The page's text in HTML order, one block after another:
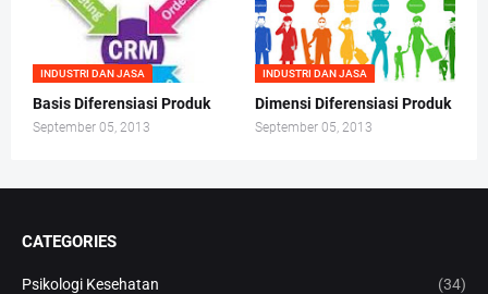
INDUSTRI DAN JASA
Basis Diferensiasi Produk
September 05, 2013
INDUSTRI DAN JASA
Dimensi Diferensiasi Produk
September 05, 2013
CATEGORIES
Psikologi Kesehatan (34)